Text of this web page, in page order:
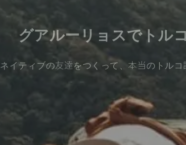
グアルーリョスでトル
ネイティブの友達をつくって、本当のトル